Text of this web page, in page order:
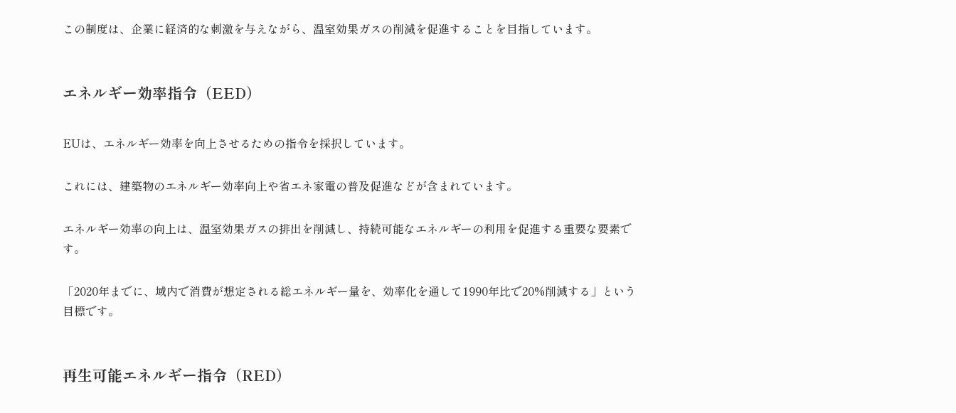
この制度は、企業に経済的な刺激を与えながら、温室効果ガスの削減を促進することを目指しています。
エネルギー効率指令 （EED）
EUは、エネルギー効率を向上させるための指令を採択しています。
これには、建築物のエネルギー効率向上や省エネ家電の普及促進などが含まれています。
エネルギー効率の向上は、温室効果ガスの排出を削減し、持続可能なエネルギーの利用を促進する重要な要素で
す。
「2020年までに、域内で消費が想定される総エネルギー量を、効率化を通して1990年比で20%削減する」という
目標です。
再生可能エネルギー指令（RED）